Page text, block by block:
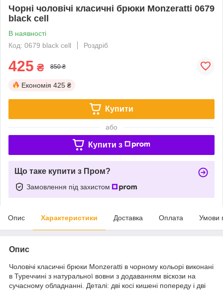
Чорні чоловічі класичні брюки Monzeratti 0679
black cell
В наявності
Код: 0679 black cell
Роздріб
425 ₴ 850 ₴
Економія 425 ₴
Купити
або
Купити з
Що таке купити з Пром?
Замовлення під захистом
Опис Характеристики Доставка Оплата Умови
Опис
Чоловічі класичні брюки Monzeratti в чорному кольорі виконані
в Туреччині з натуральної вовни з додаванням віскози на
сучасному обладнанні. Деталі: дві косі кишені попереду і дві